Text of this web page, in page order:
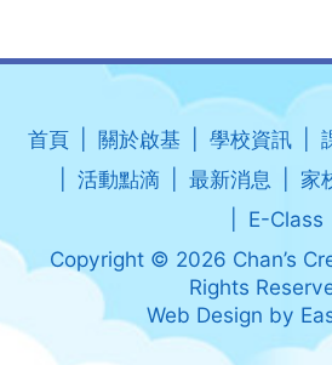
首頁 關於啟基 學校資訊
活動點滴
最新消息 家
E-Class
Copyright © 2026 Chan’s
Rights
Web Design by